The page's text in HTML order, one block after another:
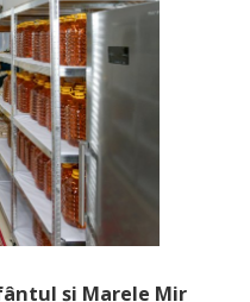
și Marele Mir